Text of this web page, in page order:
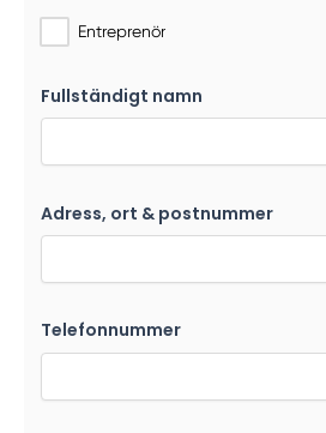
Entreprenör
Fullständigt namn
Adress, ort & postnummer
Telefonnummer